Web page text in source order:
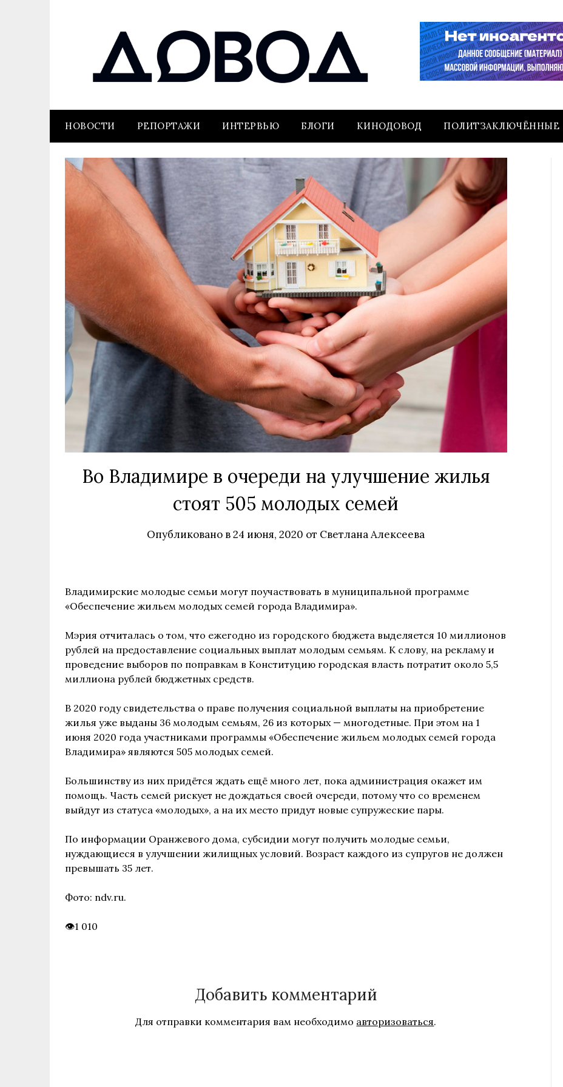
НОВОСТИ РЕПОРТАЖИ ИНТЕРВЬЮ БЛОГИ КИНОДОВОД ПОЛИТЗАКЛЮЧЁННЫЕ
Во Владимире в очереди на улучшение жилья
стоят 505 молодых семей
Опубликовано в24 июня, 2020 от Светлана Алексеева
Владимирские молодые семьи могут поучаствовать в муниципальной программе
«Обеспечение жильем молодых семей города Владимира».
Мэрия отчиталась о том, что ежегодно из городского бюджета выделяется 10 миллионов
рублей на предоставление социальных выплат молодым семьям. К слову, на рекламу и
проведение выборов по поправкам в Конституцию городская власть потратит около 5,5
миллиона рублей бюджетных средств.
В 2020 году свидетельства о праве получения социальной выплаты на приобретение
жилья уже выданы 36 молодым семьям, 26 из которых — многодетные. При этом на 1
июня 2020 года участниками программы «Обеспечение жильем молодых семей города
Владимира» являются 505 молодых семей.
Большинству из них придётся ждать ещё много лет, пока администрация окажет им
помощь. Часть семей рискует не дождаться своей очереди, потому что со временем
выйдут из статуса «молодых», а на их место придут новые супружеские пары.
По информации Оранжевого дома, субсидии могут получить молодые семьи,
нуждающиеся в улучшении жилищных условий. Возраст каждого из супругов не должен
превышать 35 лет.
Фото: ndv.ru.
1 010
Добавить комментарий
Для отправки комментария вам необходимо авторизоваться.